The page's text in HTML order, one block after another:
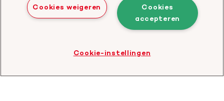
onze
Facebook
ons
YouTube
onze
LinkedIn
onze
TikTok
profiel
onze
Twitter
profiel
onze
Threads
profiel
Privacyverklaring
Bezoek
Cookies
accepteren
Cookies weigeren
Cookie-instellingen